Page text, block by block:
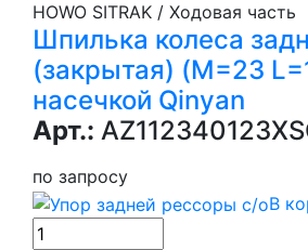
HOWO SITRAK / Ходовая часть
Шпилька колеса
(закрытая) (М=23
насечкой Qinyan
Арт.:
по запросу
В